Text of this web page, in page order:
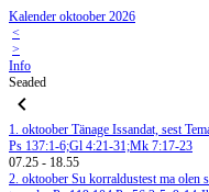
Kalender oktoober 2026
<
>
Info
Seaded
1. oktoober Tänage Issandat, sest
Ps 137:1-6;Gl 4:21-31;Mk 7:17-23
07.25 - 18.55
2. oktoober Su korraldustest ma olen